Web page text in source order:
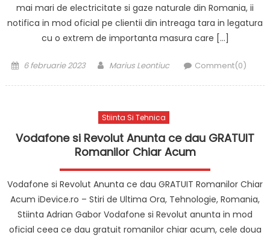
mai mari de electricitate si gaze naturale din Romania, ii
notifica in mod oficial pe clientii din intreaga tara in legatura
cu o extrem de importanta masura care […]
Posted
6 februarie 2023 Author
Marius Leontiuc Comment(0)
Stiinta Si Tehnica
Vodafone si Revolut Anunta ce dau GRATUIT
Romanilor Chiar Acum
Vodafone si Revolut Anunta ce dau GRATUIT Romanilor Chiar
Acum iDevice.ro – Stiri de Ultima Ora, Tehnologie, Romania,
Stiinta Adrian Gabor Vodafone si Revolut anunta in mod
oficial ceea ce dau gratuit romanilor chiar acum, cele doua